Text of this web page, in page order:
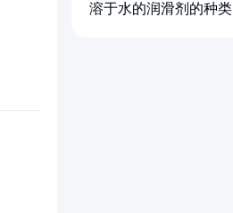
溶于水的润滑剂的种类